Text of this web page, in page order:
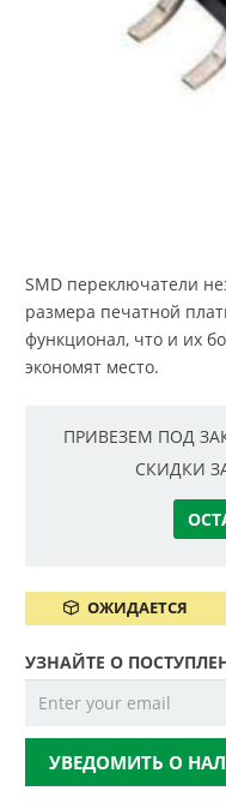
SMD переключатели
размера печатной
функционал, что и их
экономят место.
ПРИВЕЗЕМ ПОД
СКИДКИ
ОЖИДАЕТСЯ
УЗНАЙТЕ О
УВЕДОМИТЬ О